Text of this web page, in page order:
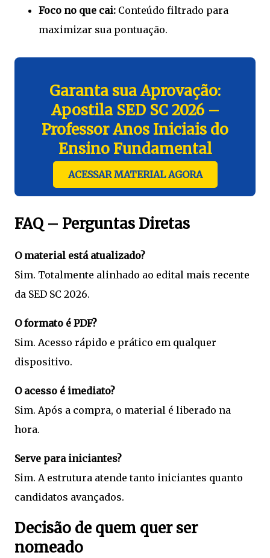
Foco no que cai: Conteúdo filtrado para
maximizar sua pontuação.
Garanta sua Aprovação:
Apostila SED SC 2026 –
Professor Anos Iniciais do
Ensino Fundamental
ACESSAR MATERIAL AGORA
FAQ – Perguntas Diretas
O material está atualizado?
Sim. Totalmente alinhado ao edital mais recente
da SED SC 2026.
O formato é PDF?
Sim. Acesso rápido e prático em qualquer
dispositivo.
O acesso é imediato?
Sim. Após a compra, o material é liberado na
hora.
Serve para iniciantes?
Sim. A estrutura atende tanto iniciantes quanto
candidatos avançados.
Decisão de quem quer ser
nomeado